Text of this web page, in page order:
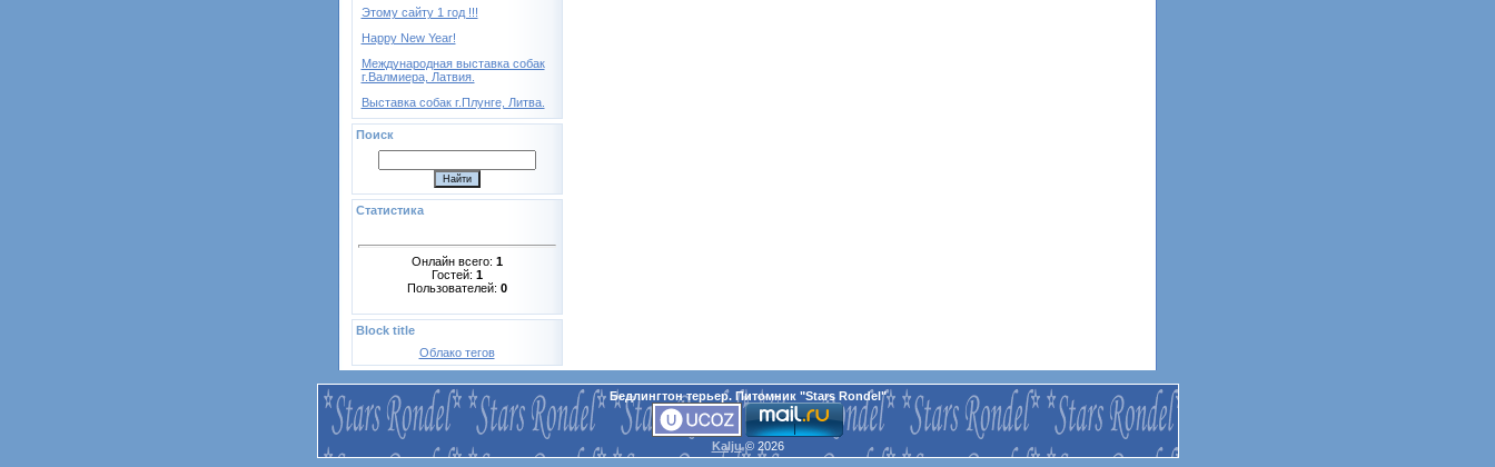
Этому сайту 1 год !!!
Happy New Year!
Международная выставка собак
г.Валмиера, Латвия.
Выставка собак г.Плунге, Литва.
Поиск
Статистика
Онлайн всего: 1
Гостей: 1
Пользователей: 0
Block title
Облако тегов
Бедлингтон терьер. Питомник "Stars Rondel"
Kalju© 2026